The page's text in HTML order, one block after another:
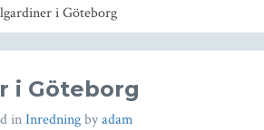
i Göteborg
i Göteborg
inInredningbyadam